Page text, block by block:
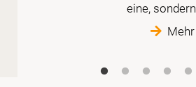
eine,
Mehr